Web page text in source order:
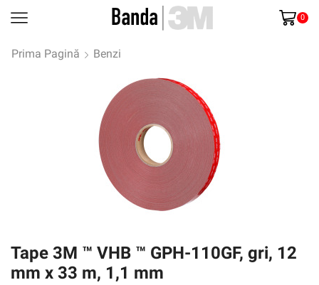
0
Prima Pagină Benzi
Tape 3M ™ VHB ™ GPH-110GF, gri, 12
mm x 33 m, 1,1 mm